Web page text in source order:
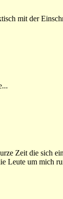
mit der
Zeit die sich
Leute um mich